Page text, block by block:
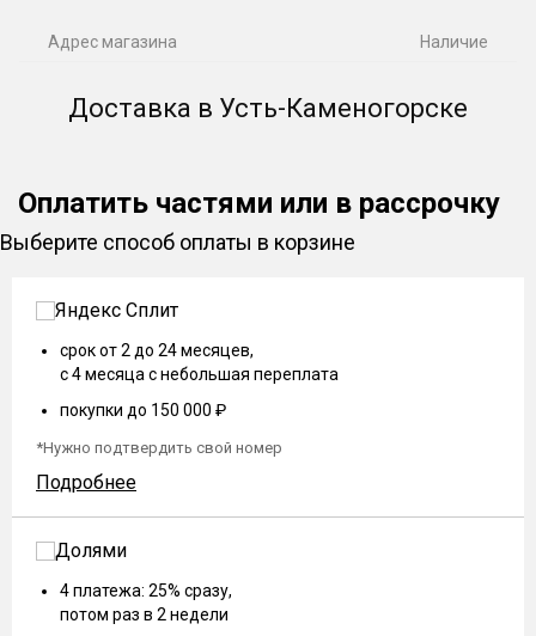
Адрес магазина Наличие
Доставка в Усть-Каменогорске
Оплатить частями или в рассрочку
Выберите способ оплаты в корзине
срок от 2 до 24 месяцев,
с 4 месяца с небольшая переплата
покупки до 150 000 ₽
*Нужно подтвердить свой номер
Подробнее
4 платежа: 25% сразу,
потом раз в 2 недели